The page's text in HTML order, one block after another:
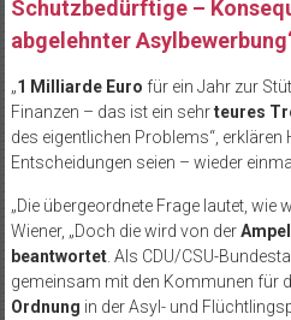
Schutzbedürftige –
abgelehnter
„1 Milliarde Euro für ein Jahr zur
Finanzen – das ist ein sehrteures
des eigentlichen Problems“, erklären
Entscheidungen seien – wieder
„Die übergeordnete Frage lautet, wie
Wiener, „Doch die wird von der
beantwortet. Als CDU/CSU-
gemeinsam mit den Kommunen für
Ordnung in der Asyl- und